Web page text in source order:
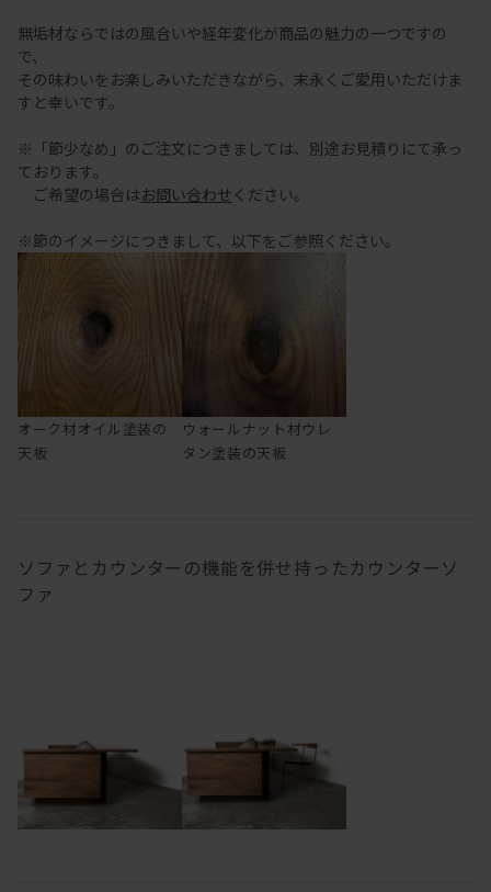
無垢材ならではの風合いや経年変化が商品の魅力の一つですの
で、
その味わいをお楽しみいただきながら、末永くご愛用いただけま
すと幸いです。
※「節少なめ」のご注文につきましては、別途お見積りにて承っ
ております。
ご希望の場合はお問い合わせ ください。
※節のイメージにつきまして、以下をご参照ください。
オーク材オイル塗装の
天板
ウォールナット材ウレ
タン塗装の天板
ソファとカウンターの機能を併せ持ったカウンターソ
ファ